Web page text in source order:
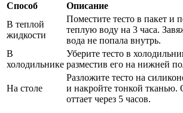
Способ
Описание
В теплой
жидкости
Поместите тесто в пакет и
теплую воду на 3 часа.
вода не попала внутрь.
В
холодильнике
Уберите тесто в
разместив его на нижней
На столе
Разложите тесто на
и накройте тонкой
оттает через 5 часов.